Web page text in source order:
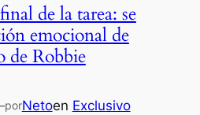
de la tarea: se
emocional de
de Robbie
porNetoen Exclusivo